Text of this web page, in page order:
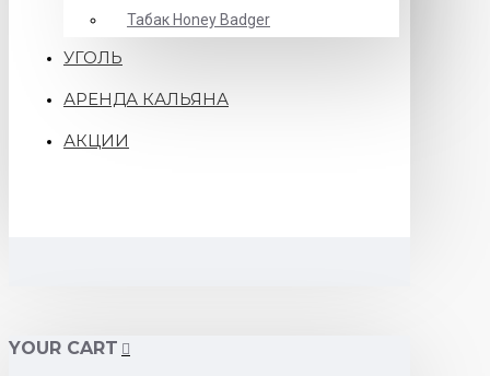
Табак Honey Badger
УГОЛЬ
АРЕНДА КАЛЬЯНА
АКЦИИ
YOUR CART